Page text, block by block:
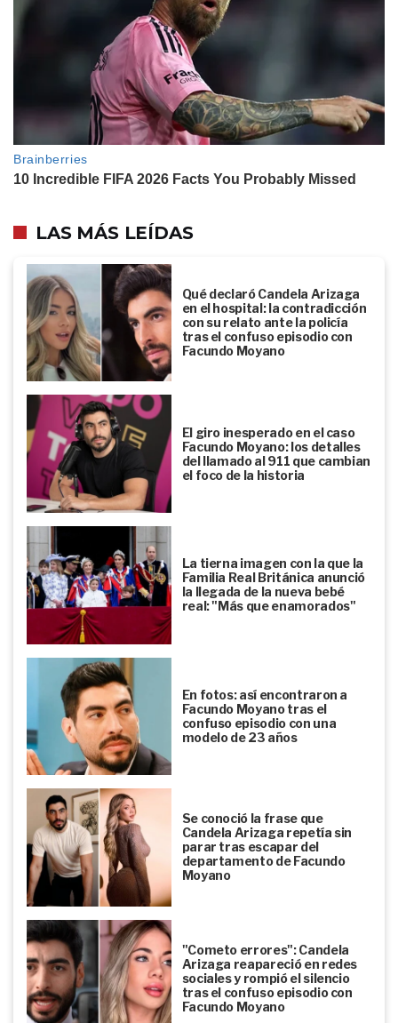
LAS MÁS LEÍDAS
Qué declaró Candela Arizaga
en el hospital: la contradicción
con su relato ante la policía
tras el confuso episodio con
Facundo Moyano
El giro inesperado en el caso
Facundo Moyano: los detalles
del llamado al 911 que cambian
el foco de la historia
La tierna imagen con la que la
Familia Real Británica anunció
la llegada de la nueva bebé
real: "Más que enamorados"
En fotos: así encontraron a
Facundo Moyano tras el
confuso episodio con una
modelo de 23 años
Se conoció la frase que
Candela Arizaga repetía sin
parar tras escapar del
departamento de Facundo
Moyano
"Cometo errores": Candela
Arizaga reapareció en redes
sociales y rompió el silencio
tras el confuso episodio con
Facundo Moyano